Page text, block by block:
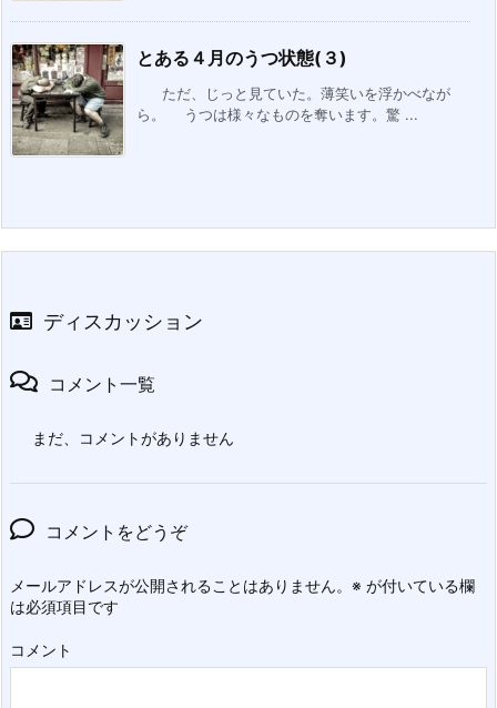
とある４月のうつ状態(３)
ただ、じっと見ていた。薄笑いを浮かべなが
ら。 うつは様々なものを奪います。驚 ...
ディスカッション
コメント一覧
まだ、コメントがありません
コメントをどうぞ
メールアドレスが公開されることはありません。 ※ が付いている欄
は必須項目です
コメント